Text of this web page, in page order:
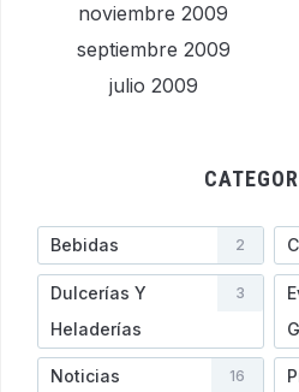
noviembre 2009
septiembre 2009
julio 2009
Bebidas 2
Dulcerías Y
Heladerí­as
3
Noticias 16